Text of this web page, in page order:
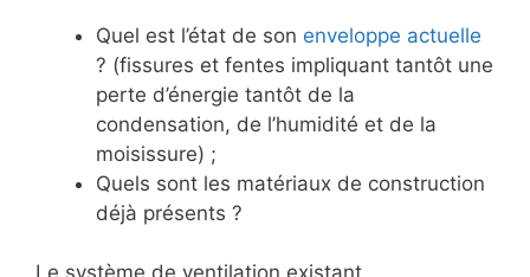
Quel est l’état de son enveloppe actuelle
? (fissures et fentes impliquant tantôt une
perte d’énergie tantôt de la
condensation, de l’humidité et de la
moisissure) ;
Quels sont les matériaux de construction
déjà présents ?